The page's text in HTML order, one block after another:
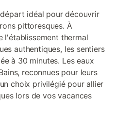
idéal pour découvrir
pittoresques. À
l'établissement thermal
authentiques, les sentiers
à 30 minutes. Les eaux
reconnues pour leurs
choix privilégié pour allier
lors de vos vacances